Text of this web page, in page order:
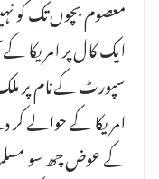
معصوم بچوں تک کو
ایک کال پر امریکا
سپورٹ کے نام پر
امریکا کے حوالے
کے عوض چھ سو